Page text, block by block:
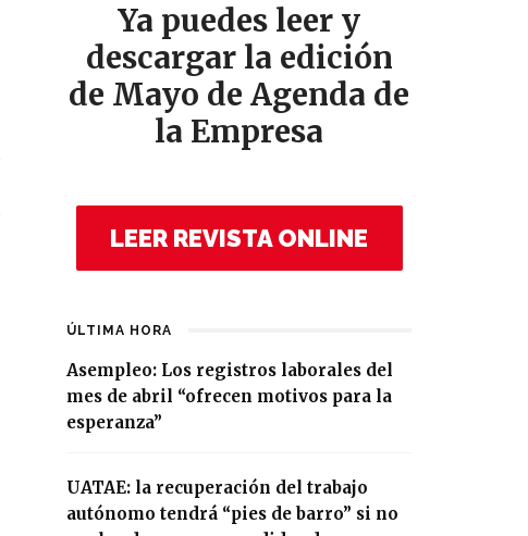
Ya puedes leer y
descargar la edición
de Mayo de Agenda de
la Empresa
LEER REVISTA ONLINE
ÚLTIMA HORA
Asempleo: Los registros laborales del
mes de abril “ofrecen motivos para la
esperanza”
UATAE: la recuperación del trabajo
autónomo tendrá “pies de barro” si no